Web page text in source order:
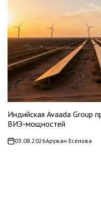
Индийская Avaada Group
ВИЭ-мощностей
on03.08.2026Аружан Есенова